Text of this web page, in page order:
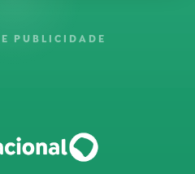
PUBLICIDADE